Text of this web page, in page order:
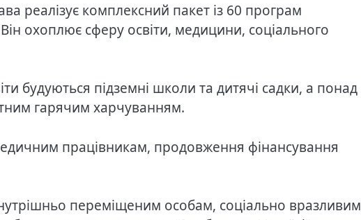
реалізує комплексний пакет із 60 програм
охоплює сферу освіти, медицини, соціального
будуються підземні школи та дитячі садки, а понад
гарячим харчуванням.
працівникам, продовження фінансування
переміщеним особам, соціально вразливим